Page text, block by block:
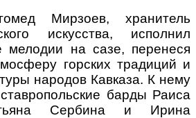
Мирзоев, хранитель
искусства, исполнил
мелодии на сазе, перенеся
горских традиций и
народов Кавказа. К нему
барды Раиса
Сербина и Ирина